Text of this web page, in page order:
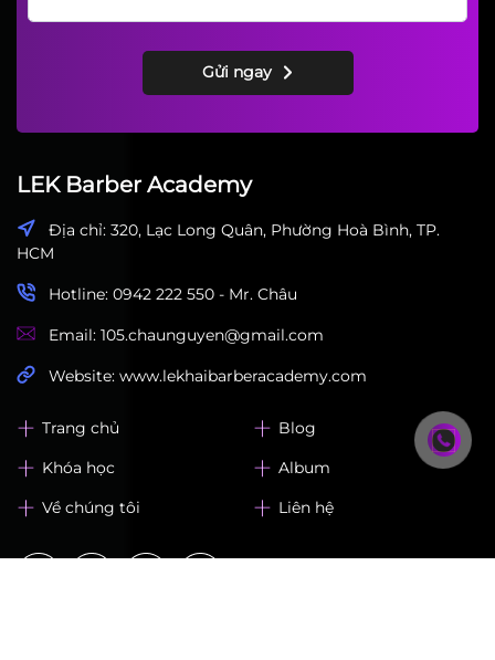
Gửi ngay
LEK Barber Academy
Địa chỉ: 320, Lạc Long Quân, Phường Hoà Bình, TP.
HCM
Hotline: 0942 222 550 - Mr. Châu
Email: 105.chaunguyen@gmail.com
Website: www.lekhaibarberacademy.com
Trang chủ
Blog
Khóa học
Album
Về chúng tôi
Liên hệ